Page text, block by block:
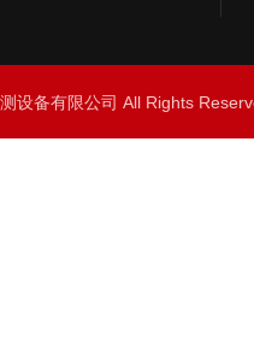
测设备有限公司 All Rights